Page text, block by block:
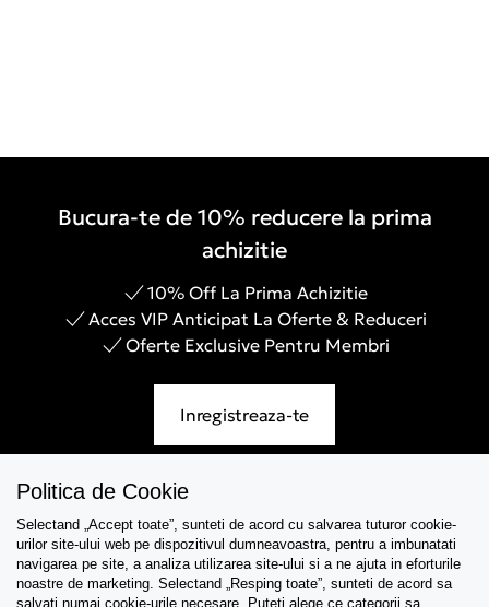
Bucura-te de 10% reducere la prima
achizitie
10% Off La Prima Achizitie
Acces VIP Anticipat La Oferte & Reduceri
Oferte Exclusive Pentru Membri
Inregistreaza-te
Asistenta
Colectii
Politica de Cookie
Selectand „Accept toate”, sunteti de acord cu salvarea tuturor cookie-
urilor site-ului web pe dispozitivul dumneavoastra, pentru a imbunatati
navigarea pe site, a analiza utilizarea site-ului si a ne ajuta in eforturile
noastre de marketing. Selectand „Resping toate”, sunteti de acord sa
salvati numai cookie-urile necesare. Puteti alege ce categorii sa